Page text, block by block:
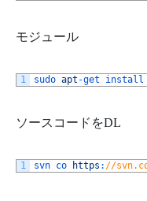
モジュール
1 sudo apt -get install
ソースコードをDL
1 svn co https : //